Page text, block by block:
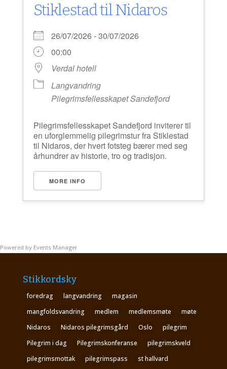
Stiklestad til Nidaros
26/07/2026 - 30/07/2026
00:00
Verdal hotell
Langvandring
Pilegrimsfellesskapet Sandefjord
Pilegrimsfellesskapet Sandefjord inviterer til
en uforglemmelig pilegrimstur fra Stiklestad
til Nidaros, der hvert fotsteg bærer med seg
århundrer av historie, tro og tradisjon.
MORE INFO
Powered by Events Manager
Stikkordsky
foredrag langvandring
magasin
mangfoldsvandring
medlem medlemsmøte
møte
Nidaros
Nidaros pilegrimsgård Oslo
pilegrim
Pilegrim i dag
Pilegrimskonferanse
pilegrimskveld
pilegrimsmottak
pilegrimspass
st hallvard